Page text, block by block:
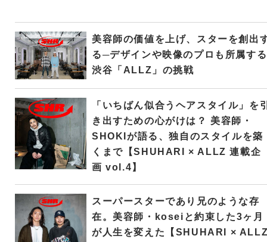
美容師の価値を上げ、スターを創出
る─デザインや映像のプロも所属する
渋谷「ALLZ」の挑戦
「いちばん似合うヘアスタイル」を
き出すための心がけは？ 美容師・
SHOKIが語る、独自のスタイルを築
くまで【SHUHARI × ALLZ 連載企
画 vol.4】
スーパースターであり兄のような存
在。美容師・koseiと約束した3ヶ月
が人生を変えた【SHUHARI ×